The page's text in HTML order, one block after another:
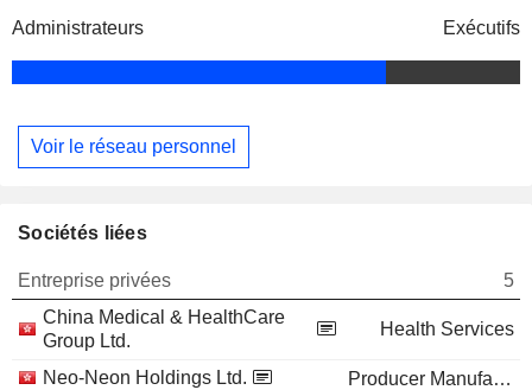
Administrateurs Exécutifs
Voir le réseau personnel
Sociétés liées
Entreprise privées
5
China Medical & HealthCare
Group Ltd.
Health Services
Neo-Neon Holdings Ltd.
Producer Manufacturing